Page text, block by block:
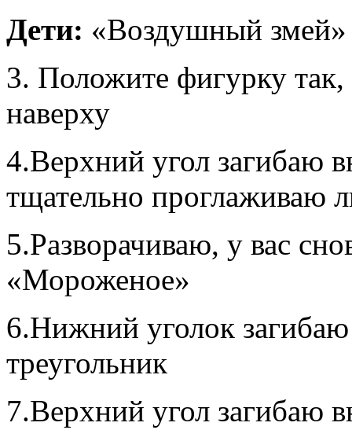
Дети: «Воздушный
3. Положите фигурку
наверху
4.Верхний угол загибаю
тщательно проглаживаю
5.Разворачиваю, у вас
«Мороженое»
6.Нижний уголок
треугольник
7.Верхний угол загибаю